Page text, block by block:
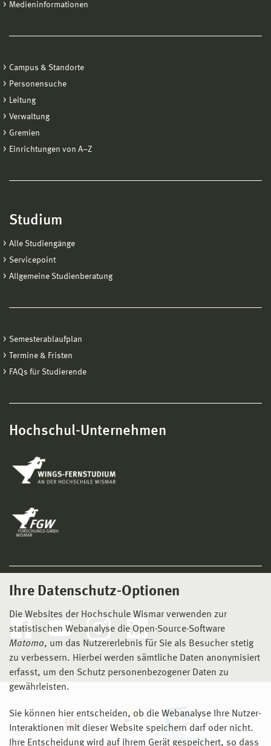
Ihre Datenschutz-Optionen
Die Websites der Hochschule Wismar verwenden zur
statistischen Webanalyse die Open-Source-Software
Matomo, um das Nutzererlebnis für Sie als Besucher stetig
zu verbessern. Hierbei werden sämtliche Daten anonymisiert
erfasst, um den Schutz personenbezogener Daten zu
gewährleisten.
Sie können hier entscheiden, ob die Webanalyse Ihre Nutzer-
Interaktionen mit dieser Website speichern darf oder nicht.
Ihre Entscheidung wird auf ihrem Gerät gespeichert, so dass
Medieninformationen
Campus & Standorte
Personensuche
Leitung
Verwaltung
Gremien
Einrichtungen von A−Z
Studium
Alle Studiengänge
Servicepoint
Allgemeine Studienberatung
Semesterablaufplan
Termine & Fristen
FAQs für Studierende
Hochschul-Unternehmen
Social Media